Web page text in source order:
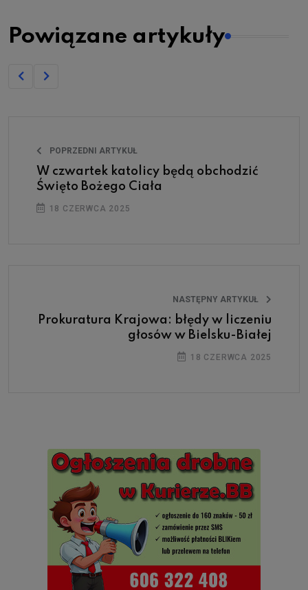
Powiązane artykuły
POPRZEDNI ARTYKUŁ
W czwartek katolicy będą obchodzić
Święto Bożego Ciała
18 CZERWCA 2025
NASTĘPNY ARTYKUŁ
Prokuratura Krajowa: błędy w liczeniu
głosów w Bielsku-Białej
18 CZERWCA 2025